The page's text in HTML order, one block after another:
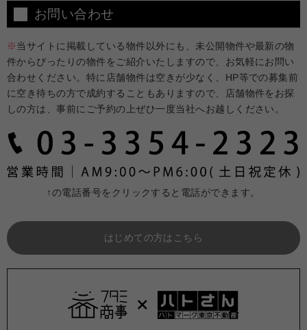
お問い合わせ
※当サイトに掲載している物件以外にも、未公開物件や最新の物
件からぴったりの物件をご紹介いたしますので、お気軽にお問い
合わせください。特に店舗物件は空きが少なく、HP等での募集前
に空き待ちの方で成約することもありますので、店舗物件をお探
しの方は、事前にご予約の上ぜひ一度当社へお越しください。
↑の電話番号をクリックすると電話ができます。
はじめての方はこちら